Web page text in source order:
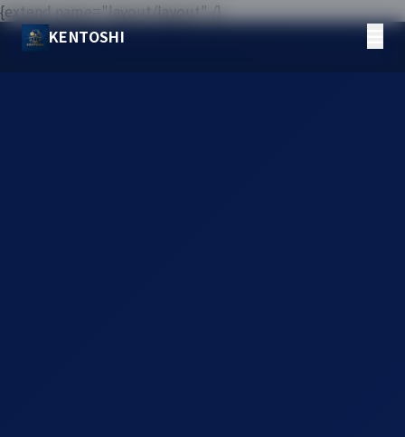
KENTOSHI
{extend name="layout/layout" /}